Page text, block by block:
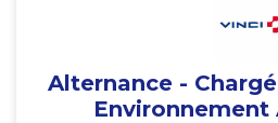
Alternance -
Environnement